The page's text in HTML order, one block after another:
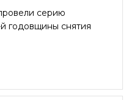
серию
годовщины снятия